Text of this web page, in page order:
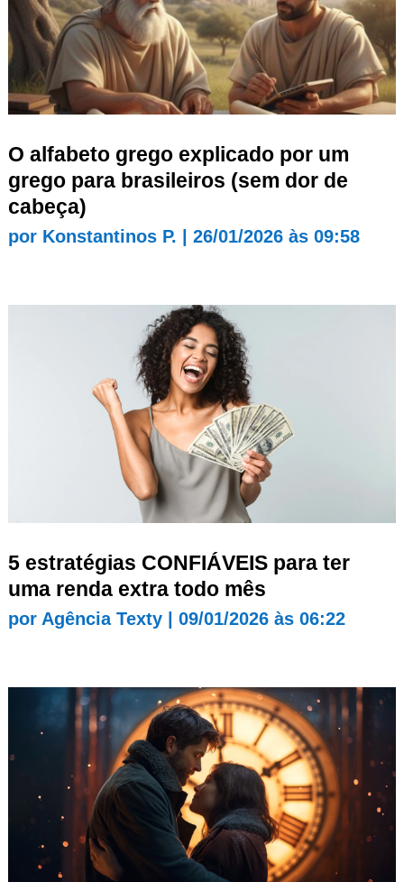
O alfabeto grego explicado por um
grego para brasileiros (sem dor de
cabeça)
por Konstantinos P. 26/01/2026 às 09:58
5 estratégias CONFIÁVEIS para ter
uma renda extra todo mês
por Agência Texty| 09/01/2026 às 06:22